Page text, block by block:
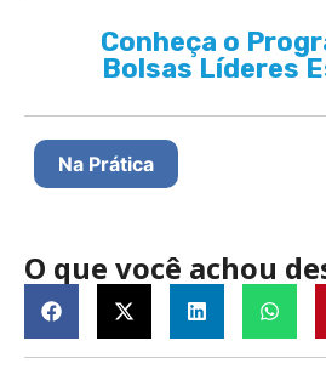
Conheça o
Bolsas Líderes
Na Prática
O que você achou